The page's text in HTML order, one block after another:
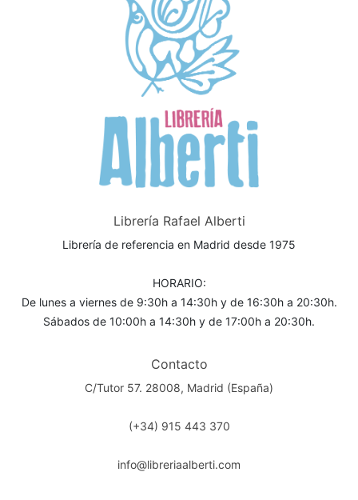
Librería Rafael Alberti
Librería de referencia en Madrid desde 1975
HORARIO:
De lunes a viernes de 9:30h a 14:30h y de 16:30h a 20:30h.
Sábados de 10:00h a 14:30h y de 17:00h a 20:30h.
Contacto
C/Tutor 57. 28008, Madrid (España)
(+34) 915 443 370
info@libreriaalberti.com